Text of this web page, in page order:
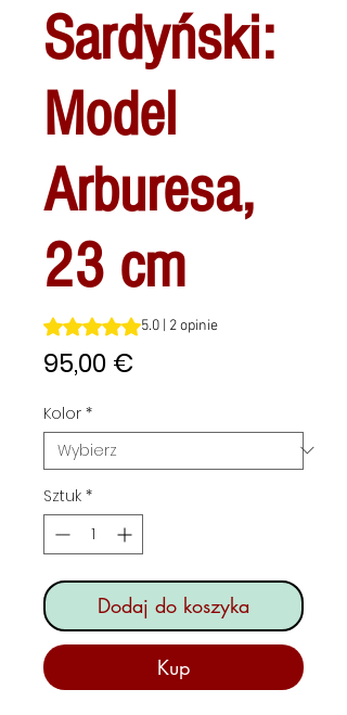
Sardyński:
Model
Arburesa,
23 cm
Ocena to 5.0 na pięć gwiazdek na
5.0 | 2 opinie
95,00 €
Kolor *
Sztuk *
Dodaj do koszyka
Kup